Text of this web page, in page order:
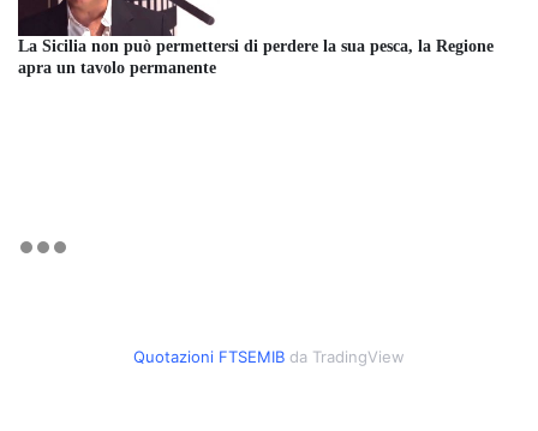
La Sicilia non può permettersi di perdere la sua pesca, la Regione
apra un tavolo permanente
Quotazioni FTSEMIB da TradingView